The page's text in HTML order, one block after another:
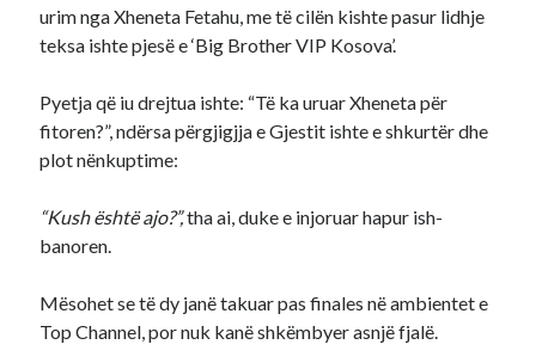
urim nga Xheneta Fetahu, me të cilën kishte pasur lidhje
teksa ishte pjesë e ‘Big Brother VIP Kosova’.
Pyetja që iu drejtua ishte: “Të ka uruar Xheneta për
fitoren?”, ndërsa përgjigjja e Gjestit ishte e shkurtër dhe
plot nënkuptime:
“Kush është ajo?”,tha ai, duke e injoruar hapur ish-
banoren.
Mësohet se të dy janë takuar pas finales në ambientet e
Top Channel, por nuk kanë shkëmbyer asnjë fjalë.